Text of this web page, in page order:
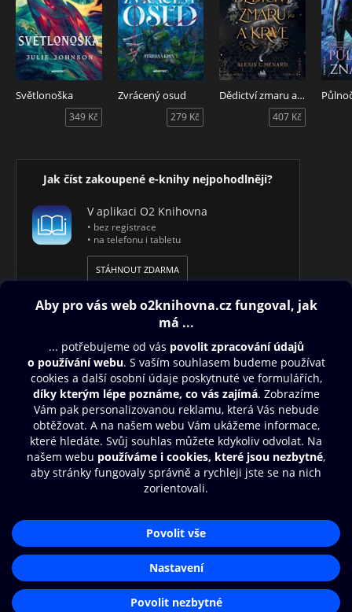
Světlonoška
349 Kč
Zvrácený osud
279 Kč
Dědictví zmaru a krve
407 Kč
Jak číst zakoupené e-knihy nejpohodlněji?
V aplikaci O2 Knihovna
• bez registrace
• na telefonu i tabletu
STÁHNOUT ZDARMA
Obsah ke stažení
Moje O2 Knihovna
Další zábava
Nákupní řád
Přístupnost
Zásady zpracování osobních údajů
Cookies
Aplikace O2 Knihovna
Čti a poslouchej své e-knihy a
audioknihy rychleji a pohodlněji.